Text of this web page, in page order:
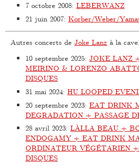
7 octobre 2008:LEBERWANZ
21 juin 2007:Korber/Weber/
Autres concerts deJoke Lanz à la
10 septembre 2025:JOKE LANZ
MEIRINO & LORENZO
DISQUES
31 mai 2024:HU LOOPED
20 septembre 2023:EAT DRINK
DEGRADATION + PASSAGE
28 avril 2023:LÀLLA BEAU +
ENDOGAMY + EAT DRINK
ORDINATEUR VÉGÉTARIEN
DISQUES